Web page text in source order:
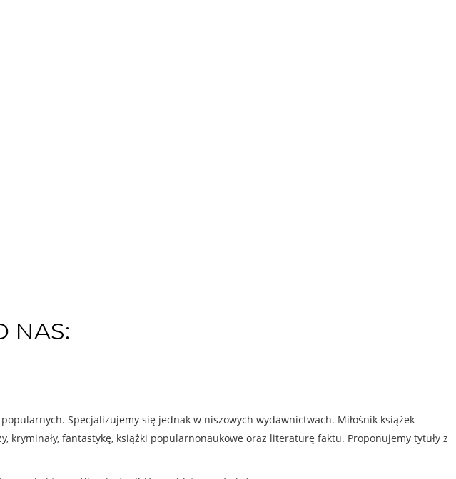
NAS:
Specjalizujemy się jednak w niszowych wydawnictwach. Miłośnik książek
fantastykę, książki popularnonaukowe oraz literaturę faktu. Proponujemy tytuły z